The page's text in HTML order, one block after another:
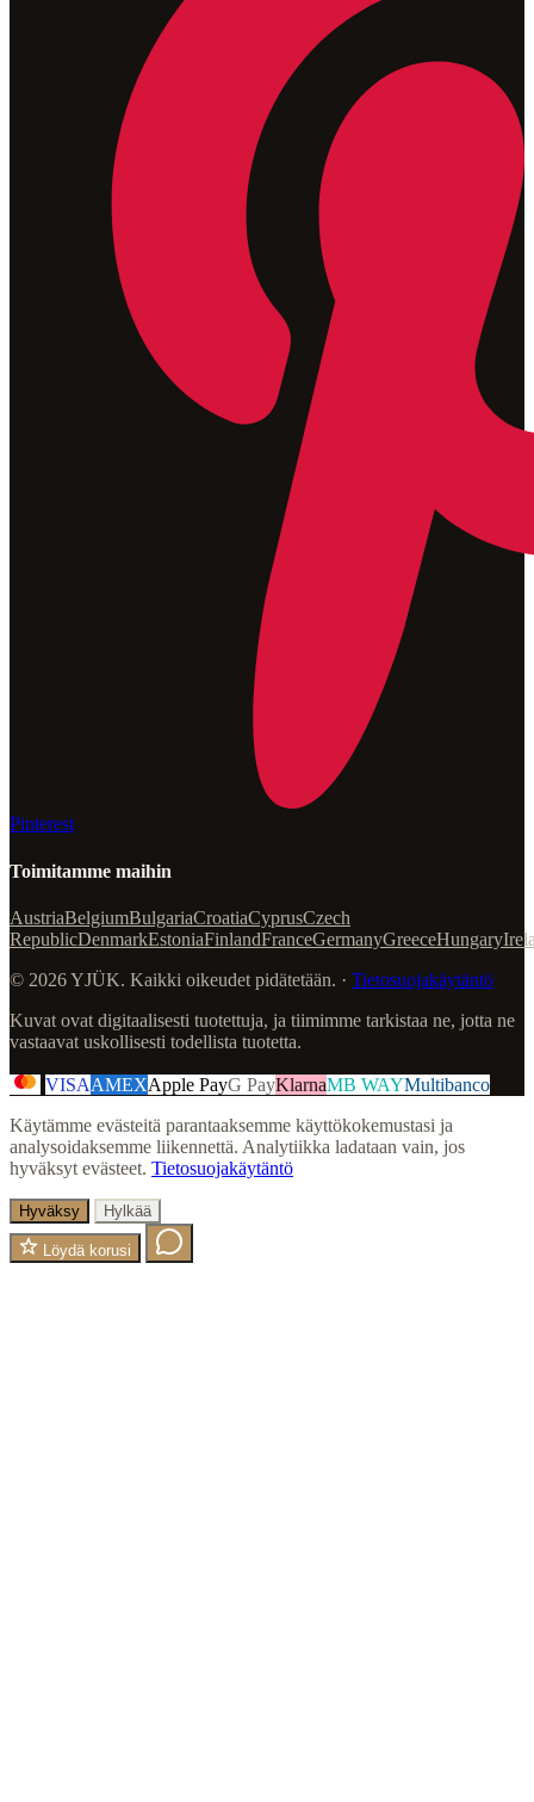
Pinterest
Toimitamme maihin
AustriaBelgiumBulgariaCroatiaCyprusCzech
RepublicDenmarkEstoniaFinlandFranceGermanyGreeceHungary
© 2026 YJÜK. Kaikki oikeudet pidätetään. · Tietosuojakäytäntö
Kuvat ovat digitaalisesti tuotettuja, ja tiimimme tarkistaa ne, jotta ne
vastaavat uskollisesti todellista tuotetta.
VISAAMEXApple PayG PayKlarnaMB WAYMultibanco
Käytämme evästeitä parantaaksemme käyttökokemustasi ja
analysoidaksemme liikennettä. Analytiikka ladataan vain, jos
hyväksyt evästeet. Tietosuojakäytäntö
Hyväksy Hylkää
Löydä korusi